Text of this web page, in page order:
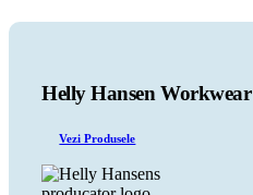
multe
pagina
produsului.
Helly Hansen Workwear
Vezi Produsele